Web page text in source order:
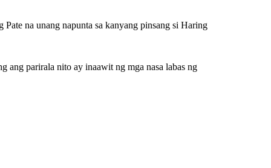
na unang napunta sa kanyang pinsang si Haring
parirala nito ay inaawit ng mga nasa labas ng